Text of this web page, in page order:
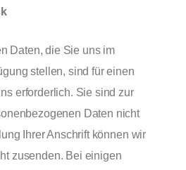
Daten, die Sie uns im
stellen, sind für einen
erforderlich. Sie sind zur
Daten nicht
Ihrer Anschrift können wir
zusenden. Bei einigen